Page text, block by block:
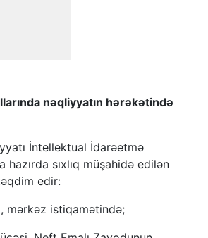
nəqliyyatın hərəkətində
İntellektual İdarəetmə
hazırda sıxlıq müşahidə edilən
edir:
mərkəz istiqamətində;